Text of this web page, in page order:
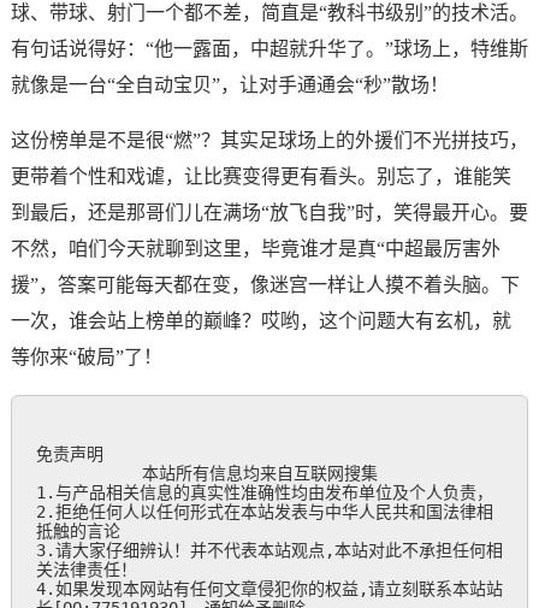
球、带球、射门一个都不差，简直是“教科书级别”的技术活。
有句话说得好：“他一露面，中超就升华了。”球场上，特维斯
就像是一台“全自动宝贝”，让对手通通会“秒”散场！
这份榜单是不是很“燃”？其实足球场上的外援们不光拼技巧，
更带着个性和戏谑，让比赛变得更有看头。别忘了，谁能笑
到最后，还是那哥们儿在满场“放飞自我”时，笑得最开心。要
不然，咱们今天就聊到这里，毕竟谁才是真“中超最厉害外
援”，答案可能每天都在变，像迷宫一样让人摸不着头脑。下
一次，谁会站上榜单的巅峰？哎哟，这个问题大有玄机，就
等你来“破局”了！
免责声明
本站所有信息均来自互联网搜集
1.与产品相关信息的真实性准确性均由发布单位及个人负责，
2.拒绝任何人以任何形式在本站发表与中华人民共和国法律相
抵触的言论
3.请大家仔细辨认！并不代表本站观点,本站对此不承担任何相
关法律责任！
4.如果发现本网站有任何文章侵犯你的权益,请立刻联系本站站